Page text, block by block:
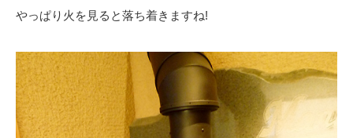
やっぱり火を見ると落ち着きますね!